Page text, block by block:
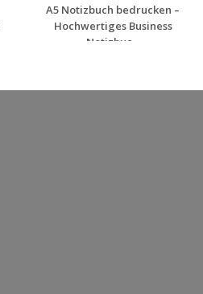
A5 Notizbuch bedrucken –
Hochwertiges Business
Notizbuc...